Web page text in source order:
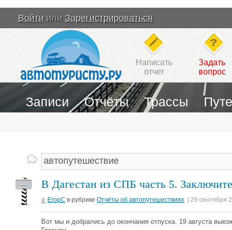
Войти или Зарегистрироваться
Написать
отчет
Задать
вопрос
Записи Отчёты Трассы
В Дагестан из СПБ часть 5.
ЕгорС в рубрикеОтчёты об автопутешествиях | 29 сентября
Вот мы и добрались до окончания отпуска. 19 августа
—